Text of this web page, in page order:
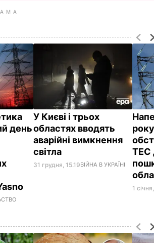
день
У Києві і трьох
областях вводять
аварійні вимкнення
світла
31 грудня, 15.19ВІЙНА В УКРАЇНІ
ТЕС
1 січня,